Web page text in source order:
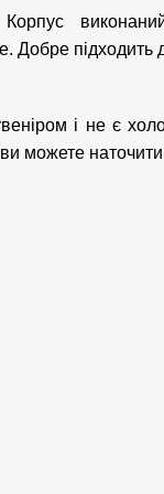
Добре підходить
і не є
можете